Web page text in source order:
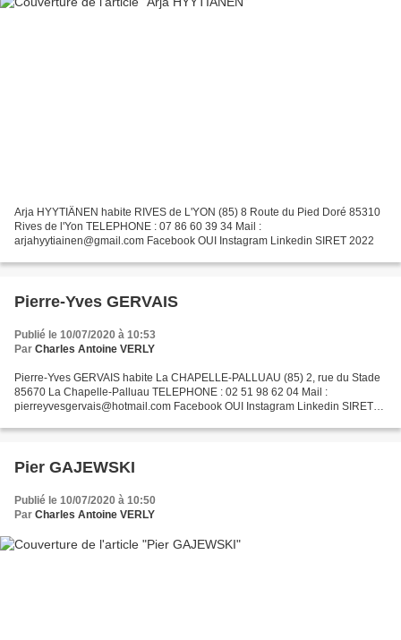
Arja HYYTIÄNEN habite RIVES de L'YON (85) 8 Route du Pied Doré 85310
Rives de l'Yon TELEPHONE : 07 86 60 39 34 Mail :
arjahyytiainen@gmail.com Facebook OUI Instagram Linkedin SIRET 2022
Pierre-Yves GERVAIS
Publié le 10/07/2020 à 10:53
Par Charles Antoine VERLY
Pierre-Yves GERVAIS habite La CHAPELLE-PALLUAU (85) 2, rue du Stade
85670 La Chapelle-Palluau TELEPHONE : 02 51 98 62 04 Mail :
pierreyvesgervais@hotmail.com Facebook OUI Instagram Linkedin SIRET
Pier GAJEWSKI
Publié le 10/07/2020 à 10:50
Par Charles Antoine VERLY